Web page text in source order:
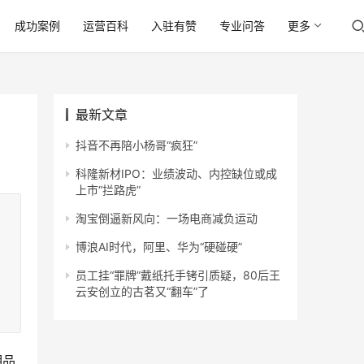
成功案例 运营百科 入驻有赞 专业问答 更多
最新文章
抖音不再陪小杨哥“疯狂”
科隆新材IPO：业绩波动、内控缺位或成
上市“拦路虎”
淘宝倒逼新风向：一场电商减负运动
博浪AI时代，阿里、华为“硬碰硬”
员工挂“罪牌”戴纸托手铐引质疑，80后王
云安创立的古茗又“翻车”了